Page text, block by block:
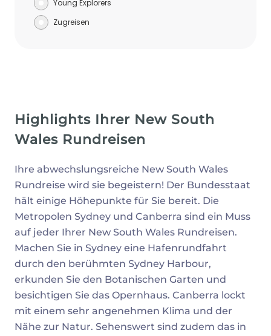
Young Explorers
Zugreisen
Highlights Ihrer New South
Wales Rundreisen
Ihre abwechslungsreiche New South Wales
Rundreise wird sie begeistern! Der Bundesstaat
hält einige Höhepunkte für Sie bereit. Die
Metropolen Sydney und Canberra sind ein Muss
auf jeder Ihrer New South Wales Rundreisen.
Machen Sie in Sydney eine Hafenrundfahrt
durch den berühmten Sydney Harbour,
erkunden Sie den Botanischen Garten und
besichtigen Sie das Opernhaus. Canberra lockt
mit einem sehr angenehmen Klima und der
Nähe zur Natur. Sehenswert sind zudem das in